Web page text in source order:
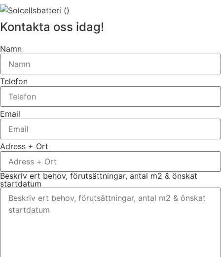
Kontakta oss idag!
Namn
Telefon
Email
Adress + Ort
Beskriv ert behov, förutsättningar, antal m2 & önskat
startdatum